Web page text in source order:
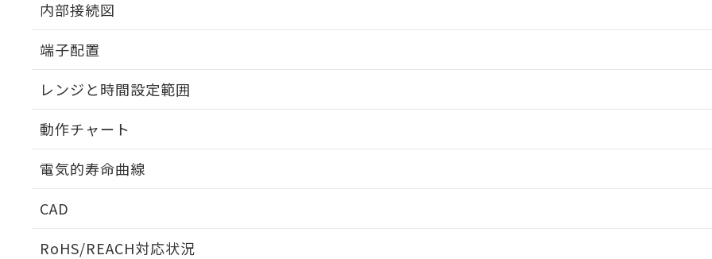
内部接続図
端子配置
レンジと時間設定範囲
動作チャート
電気的寿命曲線
CAD
RoHS/REACH対応状況